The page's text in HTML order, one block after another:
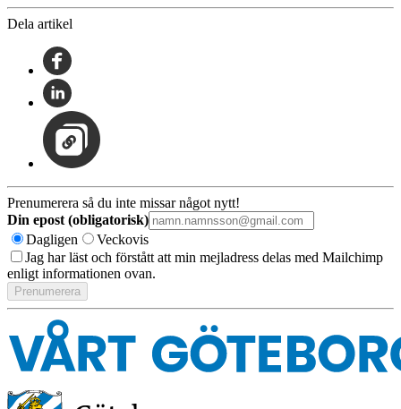
Dela artikel
Prenumerera så du inte missar något nytt!
Din epost (obligatorisk)
Dagligen
Veckovis
Jag har läst och förstått att min mejladress delas med Mailchimp
enligt informationen ovan.